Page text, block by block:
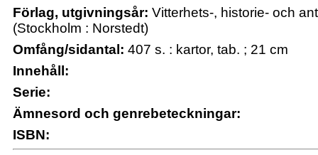
Förlag, utgivningsår: Vitterhets-, historie- och
(Stockholm : Norstedt)
Omfång/sidantal: 407 s. : kartor, tab. ; 21 cm
Innehåll:
Serie:
Ämnesord och genrebeteckningar:
ISBN: